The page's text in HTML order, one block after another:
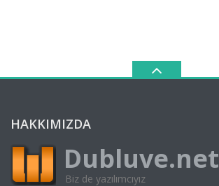
HAKKIMIZDA
Dubluve.net
Biz de yazılımcıyız